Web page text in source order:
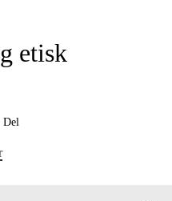
etisk
Del